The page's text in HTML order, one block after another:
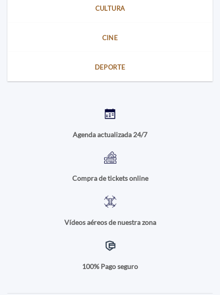
CULTURA
CINE
DEPORTE
Agenda actualizada 24/7
Compra de tickets online
Vídeos aéreos de nuestra zona
100% Pago seguro